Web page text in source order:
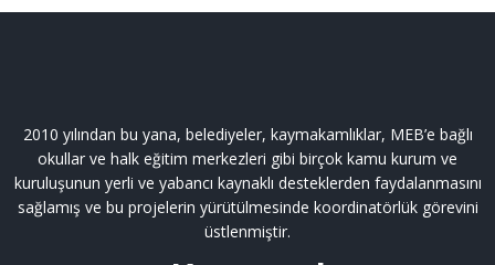
2010 yılından bu yana, belediyeler, kaymakamlıklar, MEB’e bağlı
okullar ve halk eğitim merkezleri gibi birçok kamu kurum ve
kuruluşunun yerli ve yabancı kaynaklı desteklerden faydalanmasını
sağlamış ve bu projelerin yürütülmesinde koordinatörlük görevini
üstlenmiştir.